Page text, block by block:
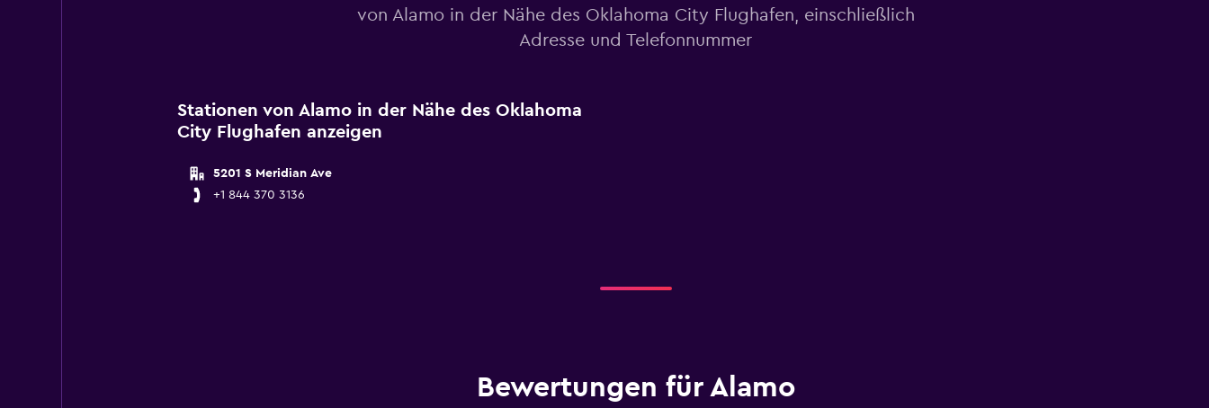
von Alamo in der Nähe des Oklahoma City Flughafen, einschließlich
Adresse und Telefonnummer
Stationen von Alamo in der Nähe des Oklahoma
City Flughafen anzeigen
5201 S Meridian Ave
+1 844 370 3136
Bewertungen für Alamo